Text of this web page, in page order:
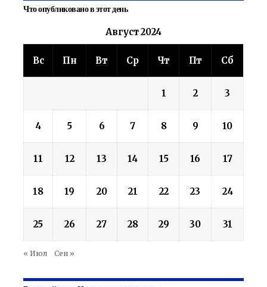
Что опубликовано в этот день
Август 2024
Вс Пн Вт Ср Чт Пт Сб
1 2 3
4 5 6 7 8 9 10
11 12 13 14 15 16 17
18 19 20 21 22 23 24
25 26 27 28 29 30 31
« Июл Сен »